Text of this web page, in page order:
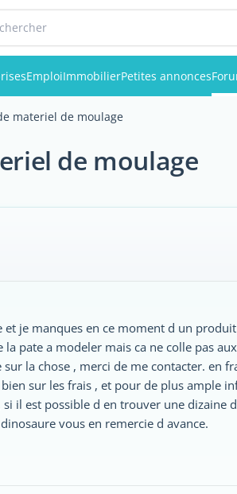
EmploiImmobilierPetites annonces
materiel de moulage
de moulage
je manques en ce moment d un
la pate a modeler mais ca ne colle pas
la chose , merci de me contacter. en
sur les frais , et pour de plus ample
il est possible d en trouver une dizaine
vous en remercie d avance.